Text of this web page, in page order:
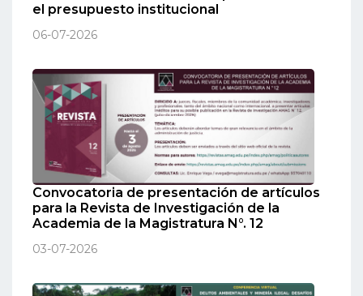
el presupuesto institucional
06-07-2026
Convocatoria de presentación de artículos
para la Revista de Investigación de la
Academia de la Magistratura N°. 12
03-07-2026